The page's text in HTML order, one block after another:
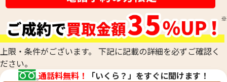
上限・条件がございます。 下記に記載の詳細を必ずご確認く
ださい。
通話料無料！
「いくら？」をすぐに聞けます！